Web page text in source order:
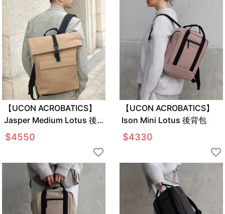
【UCON ACROBATICS】
Jasper Medium Lotus 後
背包
$4550
【UCON ACROBATICS】
Ison Mini Lotus 後背包
$4330